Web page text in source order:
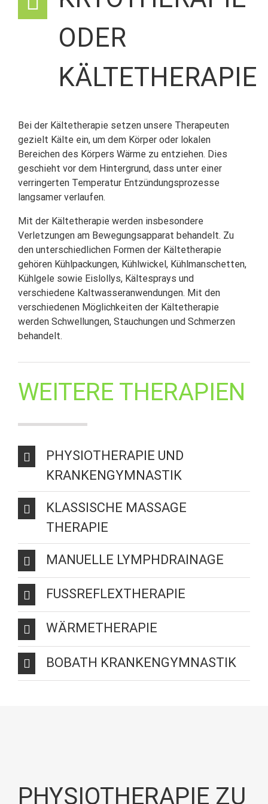
ODER
KÄLTETHERAPIE
Bei der Kältetherapie setzen unsere Therapeuten
gezielt Kälte ein, um dem Körper oder lokalen
Bereichen des Körpers Wärme zu entziehen. Dies
geschieht vor dem Hintergrund, dass unter einer
verringerten Temperatur Entzündungsprozesse
langsamer verlaufen.
Mit der Kältetherapie werden insbesondere
Verletzungen am Bewegungsapparat behandelt. Zu
den unterschiedlichen Formen der Kältetherapie
gehören Kühlpackungen, Kühlwickel, Kühlmanschetten,
Kühlgele sowie Eislollys, Kältesprays und
verschiedene Kaltwasseranwendungen. Mit den
verschiedenen Möglichkeiten der Kältetherapie
werden Schwellungen, Stauchungen und Schmerzen
behandelt.
WEITERE THERAPIEN
PHYSIOTHERAPIE UND
KRANKENGYMNASTIK
KLASSISCHE MASSAGE
THERAPIE
MANUELLE LYMPHDRAINAGE
FUSSREFLEXTHERAPIE
WÄRMETHERAPIE
BOBATH KRANKENGYMNASTIK
PHYSIOTHERAPIE ZU